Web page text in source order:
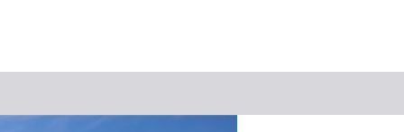
Suchbegriff